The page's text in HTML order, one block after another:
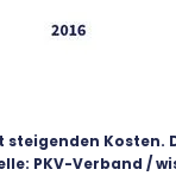
steigenden Kosten.
PKV-Verband /